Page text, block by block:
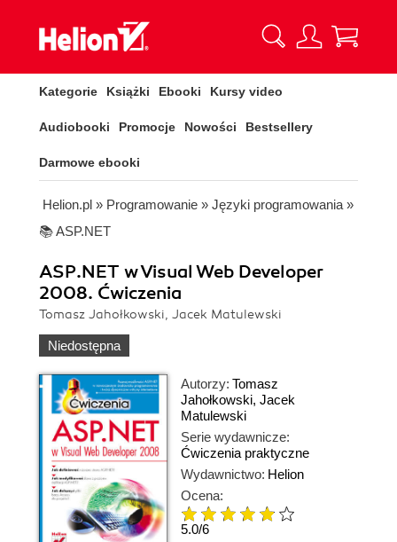
Kategorie Książki Ebooki Kursy video
Audiobooki Promocje Nowości Bestsellery
Darmowe ebooki
Helion.pl » Programowanie » Języki programowania »
📚 ASP.NET
ASP.NET w Visual Web Developer
2008. Ćwiczenia
Tomasz Jahołkowski, Jacek Matulewski
Niedostępna
Autorzy: Tomasz
Jahołkowski, Jacek
Matulewski
Serie wydawnicze:
Ćwiczenia praktyczne
Wydawnictwo: Helion
Ocena:
5.0/6